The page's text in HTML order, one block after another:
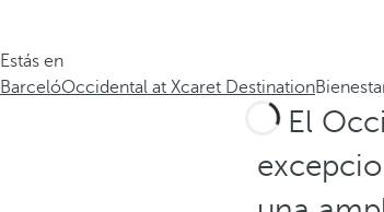
Estás en
BarcelóOccidental at Xcaret Destination
El